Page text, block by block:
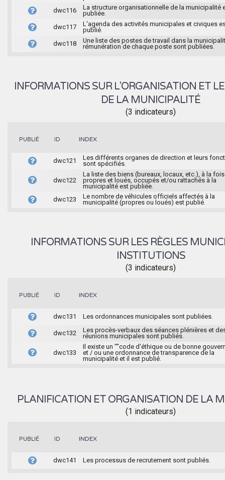
dwc116
La structure organisationnelle de la municipalité
publiée.
dwc117
L'agenda des activités municipales et civiques
publié.
dwc118
Une liste des postes de travail dans la
rémunération de chaque poste sont publiées.
INFORMATIONS SUR L'ORGANISATION ET
DE LA MUNICIPALITÉ
(3 indicateurs)
PUBLIÉ ID INDEX
dwc121
Les différents organes de direction et leurs
sont spécifiés.
dwc122
La liste des biens (bureaux, locaux, etc.), à la fois
propres et loués, occupés et/ou rattachés à la
municipalité est publiée.
dwc123
Le nombre de véhicules officiels affectés à la
municipalité (propres ou loués) est publié.
INFORMATIONS SUR LES RÈGLES
INSTITUTIONS
(3 indicateurs)
PUBLIÉ ID INDEX
dwc131 Les ordonnances municipales sont publiées.
dwc132
Les procès-verbaux des séances plénières et
réunions municipales sont publiés.
dwc133
Il existe un ""code d'éthique ou de bonne
et / ou une ordonnance de transparence de la
municipalité et il est publié.
PLANIFICATION ET ORGANISATION DE LA
(1 indicateurs)
PUBLIÉ ID INDEX
dwc141 Les processus de recrutement sont publiés.